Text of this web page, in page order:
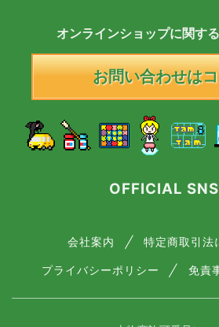
オンラインショップに関する
お問い合わせは
OFFICIAL SNS
会社案内 特定商取引法
プライバシーポリシー 免責